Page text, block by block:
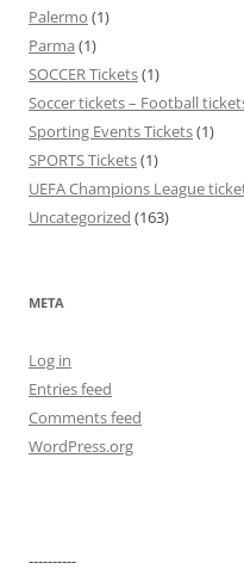
Palermo (1)
Parma (1)
SOCCER Tickets(1)
Soccer tickets – Football
Sporting Events Tickets(1)
SPORTS Tickets(1)
UEFA Champions League
Uncategorized (163)
META
Log in
Entries feed
Comments feed
WordPress.org
----------